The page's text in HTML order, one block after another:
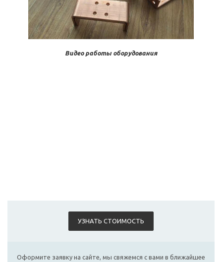
Видео работы оборудования
УЗНАТЬ СТОИМОСТЬ
Оформите заявку на сайте, мы свяжемся с вами в ближайшее